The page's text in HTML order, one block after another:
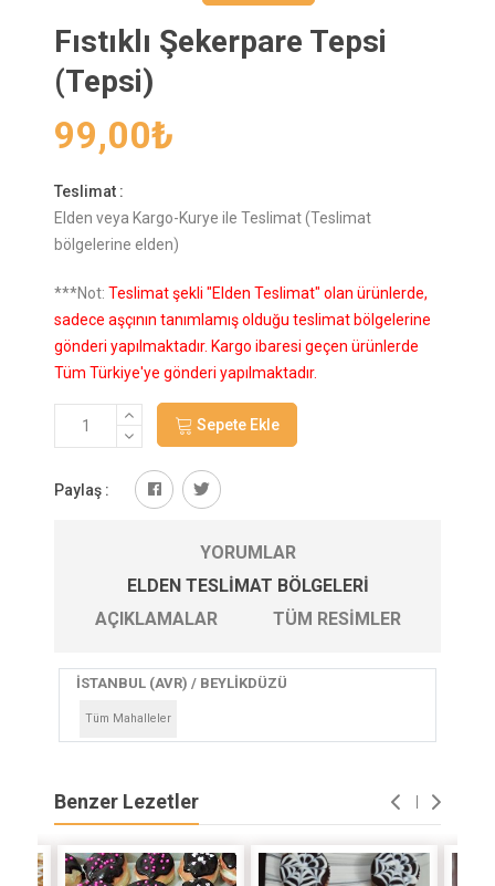
Fıstıklı Şekerpare Tepsi
(Tepsi)
99,00₺
Teslimat :
Elden veya Kargo-Kurye ile Teslimat (Teslimat
bölgelerine elden)
***Not: Teslimat şekli "Elden Teslimat" olan ürünlerde,
sadece aşçının tanımlamış olduğu teslimat bölgelerine
gönderi yapılmaktadır. Kargo ibaresi geçen ürünlerde
Tüm Türkiye'ye gönderi yapılmaktadır.
Sepete Ekle
Paylaş :
YORUMLAR
ELDEN TESLIMAT BÖLGELERI
AÇIKLAMALAR
TÜM RESIMLER
İSTANBUL (AVR) / BEYLİKDÜZÜ
Tüm Mahalleler
Benzer Lezetler